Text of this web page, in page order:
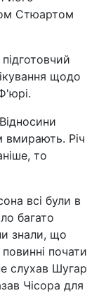
Стюартом
щодо
Річ
то
всі були в
багато
знали, що
почати
слухав Шугар
Чісора для